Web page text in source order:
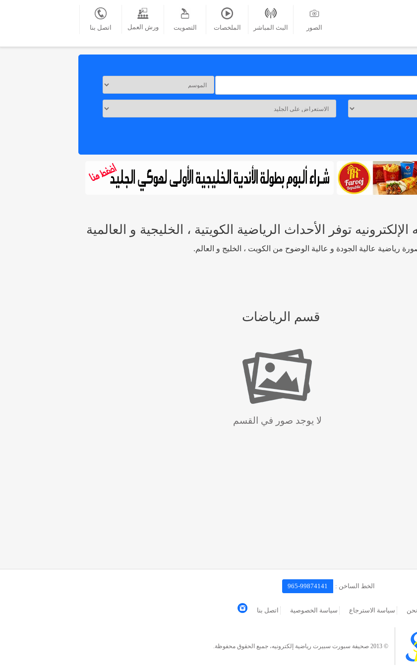
الصور البث المباشر الملخصات التصويت ورش العمل اتصل بنا
توفر الأحداث الرياضية الكويتية ، الخليجية و العالمية
قسم الرياضات
لا يوجد صور في القسم
الخط الساخن : 965-99874141
سياسة الاسترجاع سياسة الخصوصية اتصل بنا
© 2013 صحيفة سبورت سبيرت رياضية إلكترونيه، جميع الحقوق محفوظة.